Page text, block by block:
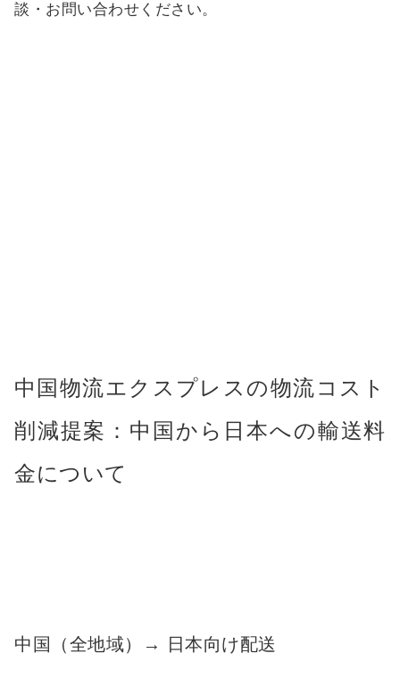
談・お問い合わせください。
中国物流エクスプレスの物流コスト
削減提案：中国から日本への輸送料
金について
中国（全地域）→ 日本向け配送